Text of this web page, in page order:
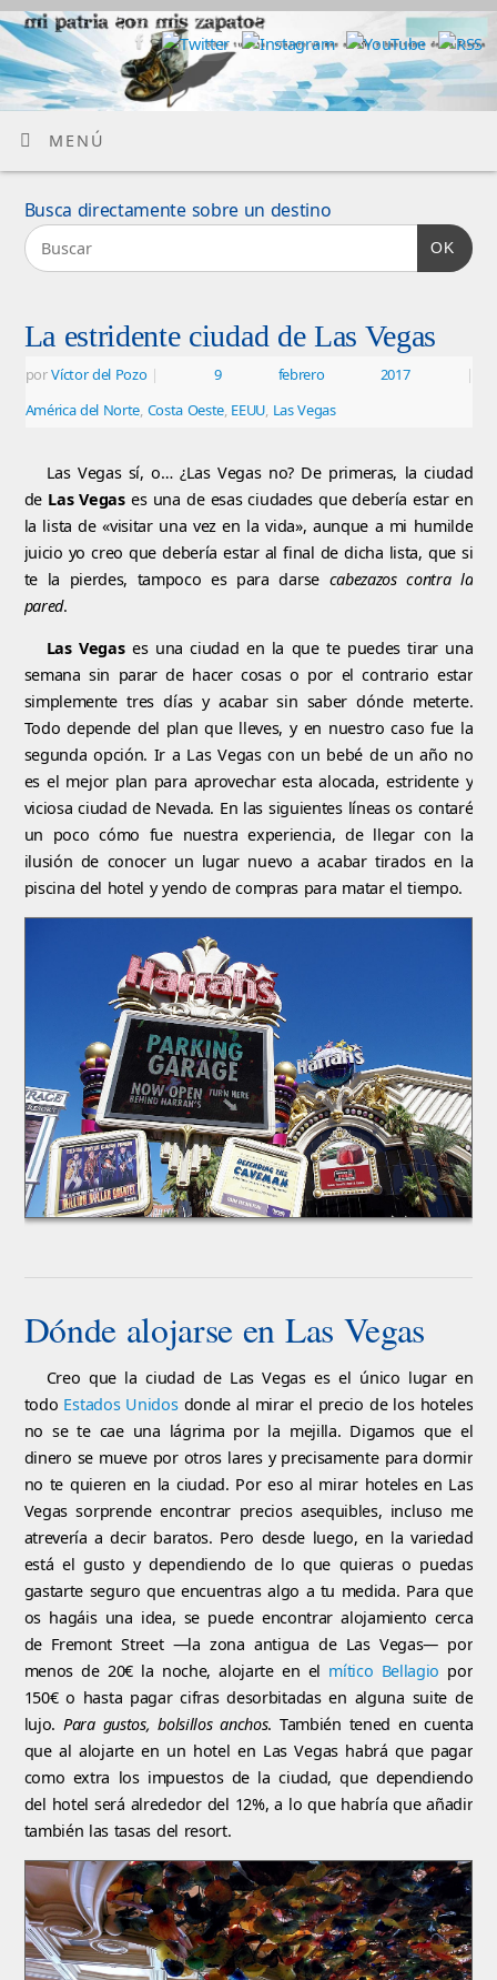
MENÚ
Busca directamente sobre un destino
OK
La estridente ciudad de Las Vegas
porVíctor del Pozo | 9 febrero 2017
|
América del Norte, Costa Oeste, EEUU, Las Vegas
Las Vegas sí, o… ¿Las Vegas no? De primeras, la ciudad
de Las Vegases una de esas ciudades que debería estar en
la lista de «visitar una vez en la vida», aunque a mi humilde
juicio yo creo que debería estar al final de dicha lista, que si
te la pierdes, tampoco es para darse cabezazos contra la
pared.
Las Vegases una ciudad en la que te puedes tirar una
semana sin parar de hacer cosas o por el contrario estar
simplemente tres días y acabar sin saber dónde meterte.
Todo depende del plan que lleves, y en nuestro caso fue la
segunda opción. Ir a Las Vegas con un bebé de un año no
es el mejor plan para aprovechar esta alocada, estridente y
viciosa ciudad de Nevada. En las siguientes líneas os contaré
un poco cómo fue nuestra experiencia, de llegar con la
ilusión de conocer un lugar nuevo a acabar tirados en la
piscina del hotel y yendo de compras para matar el tiempo.
Dónde alojarse en Las Vegas
Creo que la ciudad de Las Vegas es el único lugar en
todo Estados Unidosdonde al mirar el precio de los hoteles
no se te cae una lágrima por la mejilla. Digamos que el
dinero se mueve por otros lares y precisamente para dormir
no te quieren en la ciudad. Por eso al mirar hoteles en Las
Vegas sorprende encontrar precios asequibles, incluso me
atrevería a decir baratos. Pero desde luego, en la variedad
está el gusto y dependiendo de lo que quieras o puedas
gastarte seguro que encuentras algo a tu medida. Para que
os hagáis una idea, se puede encontrar alojamiento cerca
de Fremont Street —la zona antigua de Las Vegas— por
menos de 20€ la noche, alojarte en el mítico Bellagio por
150€ o hasta pagar cifras desorbitadas en alguna suite de
lujo. Para gustos, bolsillos anchos. También tened en cuenta
que al alojarte en un hotel en Las Vegas habrá que pagar
como extra los impuestos de la ciudad, que dependiendo
del hotel será alrededor del 12%, a lo que habría que añadir
también las tasas del resort.